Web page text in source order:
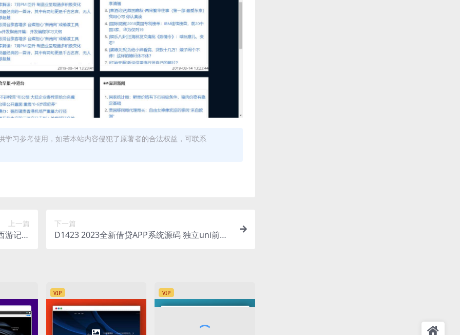
习参考使用，如若本站内容侵犯了原著者的合法权益，可联系
上一篇
游记题
下一篇
D1423 2023全新借贷APP系统源码 独立uni前端
VIP VIP